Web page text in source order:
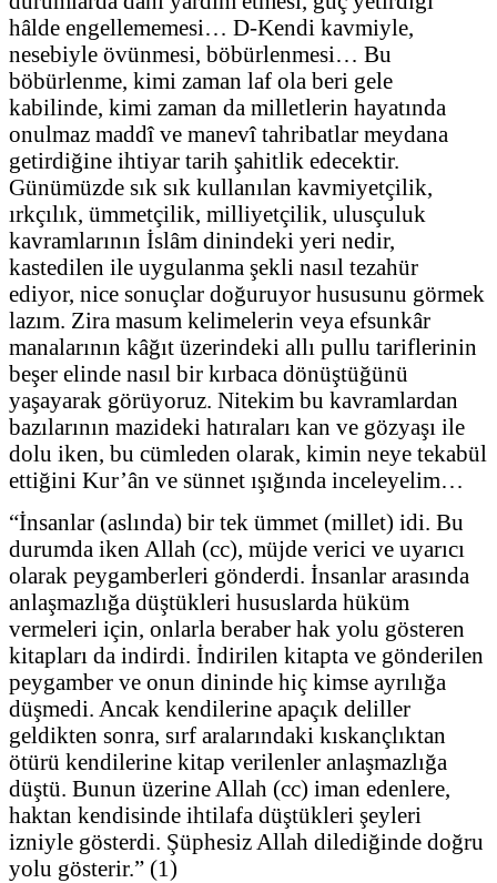
hâlde engellememesi… D-Kendi kavmiyle,
nesebiyle övünmesi, böbürlenmesi… Bu
böbürlenme, kimi zaman laf ola beri gele
kabilinde, kimi zaman da milletlerin hayatında
onulmaz maddî ve manevî tahribatlar meydana
getirdiğine ihtiyar tarih şahitlik edecektir.
Günümüzde sık sık kullanılan kavmiyetçilik,
ırkçılık, ümmetçilik, milliyetçilik, ulusçuluk
kavramlarının İslâm dinindeki yeri nedir,
kastedilen ile uygulanma şekli nasıl tezahür
ediyor, nice sonuçlar doğuruyor hususunu görmek
lazım. Zira masum kelimelerin veya efsunkâr
manalarının kâğıt üzerindeki allı pullu tariflerinin
beşer elinde nasıl bir kırbaca dönüştüğünü
yaşayarak görüyoruz. Nitekim bu kavramlardan
bazılarının mazideki hatıraları kan ve gözyaşı ile
dolu iken, bu cümleden olarak, kimin neye tekabül
ettiğini Kur’ân ve sünnet ışığında inceleyelim…
“İnsanlar (aslında) bir tek ümmet (millet) idi. Bu
durumda iken Allah (cc), müjde verici ve uyarıcı
olarak peygamberleri gönderdi. İnsanlar arasında
anlaşmazlığa düştükleri hususlarda hüküm
vermeleri için, onlarla beraber hak yolu gösteren
kitapları da indirdi. İndirilen kitapta ve gönderilen
peygamber ve onun dininde hiç kimse ayrılığa
düşmedi. Ancak kendilerine apaçık deliller
geldikten sonra, sırf aralarındaki kıskançlıktan
ötürü kendilerine kitap verilenler anlaşmazlığa
düştü. Bunun üzerine Allah (cc) iman edenlere,
haktan kendisinde ihtilafa düştükleri şeyleri
izniyle gösterdi. Şüphesiz Allah dilediğinde doğru
yolu gösterir.” (1)